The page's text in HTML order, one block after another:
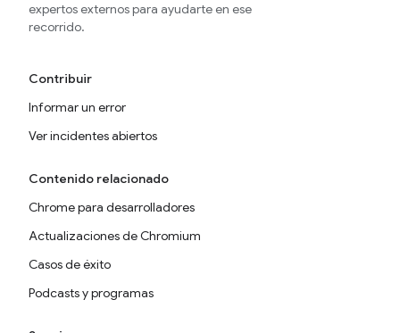
expertos externos para ayudarte en ese
recorrido.
Contribuir
Informar un error
Ver incidentes abiertos
Contenido relacionado
Chrome para desarrolladores
Actualizaciones de Chromium
Casos de éxito
Podcasts y programas